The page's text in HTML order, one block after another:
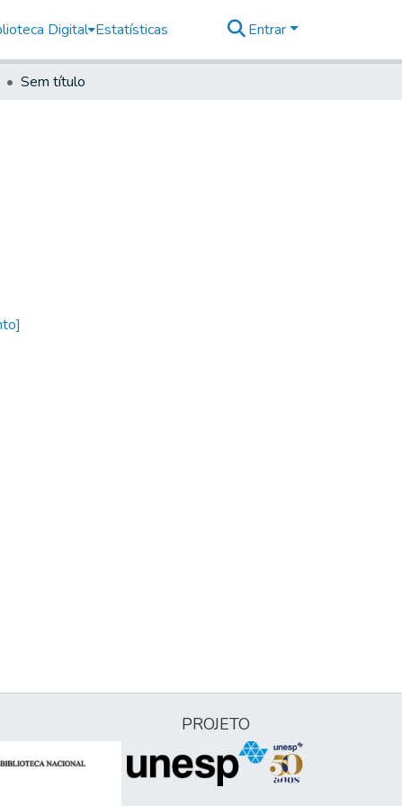
Digital Estatísticas Entrar
Sem título
PROJETO